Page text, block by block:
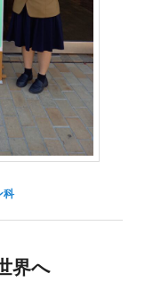
科
界へ